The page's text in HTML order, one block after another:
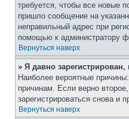
требуется, чтобы все новые
пришло сообщение на
неправильный адрес при
помощью к администратору
Вернуться наверх
» Я давно
Наиболее вероятные
причинам. Если верно
зарегистрироваться снова и
Вернуться наверх